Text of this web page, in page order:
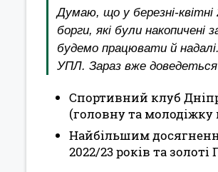
Думаю, що у березні-
борги, які були
будемо працювати й
УПЛ. Зараз вже доведеться
Спортивний клуб
(головну та
Найбільшим
2022/23 років та золоті